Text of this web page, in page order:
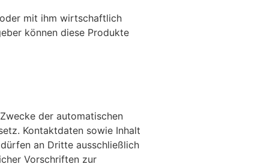
mit ihm wirtschaftlich
können diese Produkte
der automatischen
Kontaktdaten sowie Inhalt
an Dritte ausschließlich
Vorschriften zur